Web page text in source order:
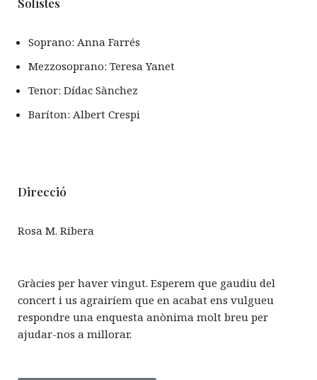
Soprano: Anna Farrés
Mezzosoprano: Teresa Yanet
Tenor: Dídac Sànchez
Baríton: Albert Crespi
Direcció
Rosa M. Ribera
Gràcies per haver vingut. Esperem que gaudiu del
concert i us agrairíem que en acabat ens vulgueu
respondre una enquesta anònima molt breu per
ajudar-nos a millorar.